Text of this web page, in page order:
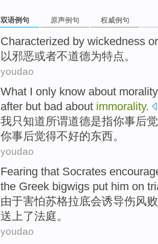
双语例句 原声例句 权威例句
Characterized by wickedness or
以邪恶或者不道德为特点。
youdao
What I only know about morality
after but bad about immorality.
我只知道所谓道德是指你事后
你事后觉得不好的东西。
youdao
Fearing that Socrates
the Greek bigwigs put him on
由于害怕苏格拉底会诱导伤风
送上了法庭。
youdao